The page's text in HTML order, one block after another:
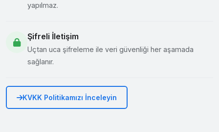
yapılmaz.
Şifreli İletişim
Uçtan uca şifreleme ile veri güvenliği her aşamada
sağlanır.
KVKK Politikamızı İnceleyin